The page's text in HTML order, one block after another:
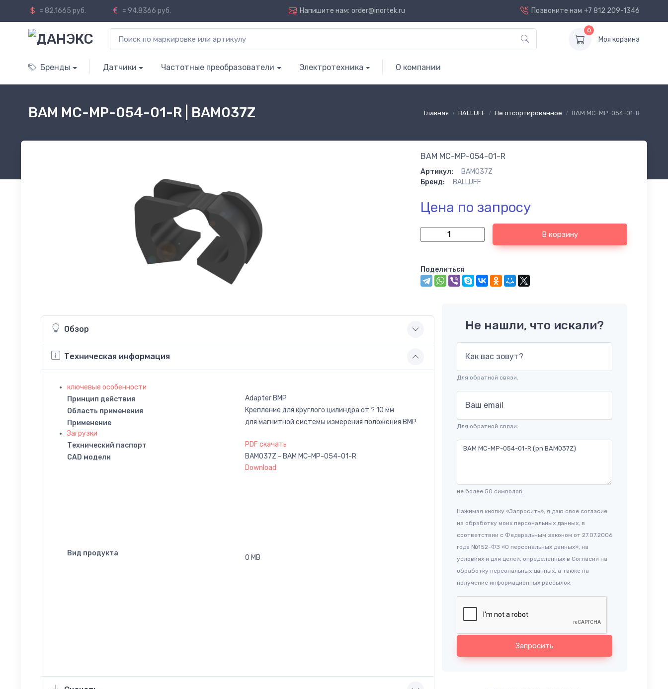
= 82.1665 руб. = 94.8366 руб. Напишите нам: order@inortek.ru Позвоните нам +7 812 209-1346
0
Моя корзина
Бренды Датчики Частотные преобразователи Электротехника О компании
Главная BALLUFF Не отсортированное BAM MC-MP-054-01-R
BAM MC-MP-054-01-R | BAM037Z
BAM MC-MP-054-01-R
Артикул:
BAM037Z
Бренд:
BALLUFF
Цена по запросу
В корзину
Поделиться
Обзор
Техническая информация
ключевые особенности
Принцип действия
Adapter BMP
Область применения
Крепление для круглого цилиндра от ? 10 мм
Применение
для магнитной системы измерения положения BMP
Загрузки
Технический паспорт
PDF скачать
CAD модели
BAM037Z - BAM MC-MP-054-01-R
Вид продукта
Download
0 MB
Не нашли, что искали?
Как вас зовут?
Для обратной связи.
Ваш email
Для обратной связи.
не более 50 символов.
Нажимая кнопку «Запросить», я даю свое согласие
на обработку моих персональных данных, в
соответствии с Федеральным законом от 27.07.2006
года №152-ФЗ «О персональных данных», на
условиях и для целей, определенных в Согласии на
обработку персональных данных, а также на
получение информационных рассылок.
Запросить